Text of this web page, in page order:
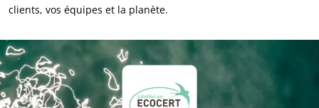
clients, vos équipes et la planète.